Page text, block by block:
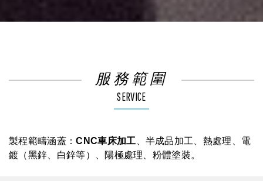
服務範圍
SERVICE
製程範疇涵蓋：CNC車床加工 、半成品加工、熱處理、電
鍍（黑鋅、白鋅等）、陽極處理、粉體塗裝。